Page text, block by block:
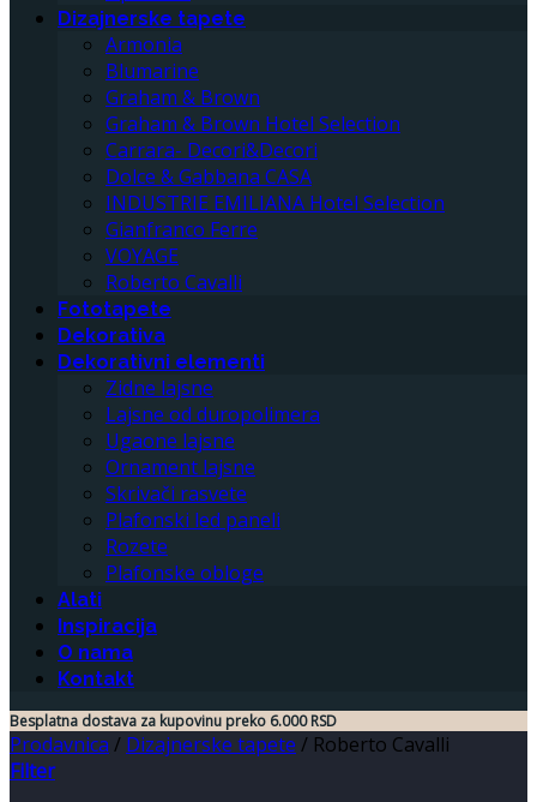
Dizajnerske tapete
Armonia
Blumarine
Graham & Brown
Graham & Brown Hotel Selection
Carrara- Decori&Decori
Dolce & Gabbana CASA
INDUSTRIE EMILIANA Hotel Selection
Gianfranco Ferre
VOYAGE
Roberto Cavalli
Fototapete
Dekorativa
Dekorativni elementi
Zidne lajsne
Lajsne od duropolimera
Ugaone lajsne
Ornament lajsne
Skrivači rasvete
Plafonski led paneli
Rozete
Plafonske obloge
Alati
Inspiracija
O nama
Kontakt
Besplatna dostava za kupovinu preko 6.000 RSD
Prodavnica / Dizajnerske tapete / Roberto Cavalli
Filter